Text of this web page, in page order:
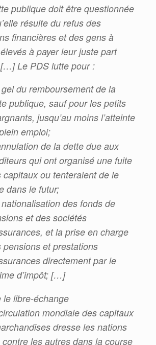
publique doit être questionnée
résulte du refus des
financières et des gens à
à payer leur juste part
[…] Le PDS lutte pour :
gel du remboursement de la
publique, sauf pour les petits
jusqu’au moins l’atteinte
emploi;
de la dette due aux
qui ont organisé une fuite
capitaux ou tenteraientde le
dans le futur;
nationalisation des fonds de
et des sociétés
et la prise en charge
pensions et prestations
directement par le
d’impôt; […]
le libre-échange
mondiale des capitaux
dresse les nations
les autres dansla course